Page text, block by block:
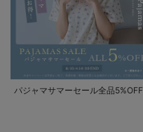
パジャマサマーセール全品5%OFF